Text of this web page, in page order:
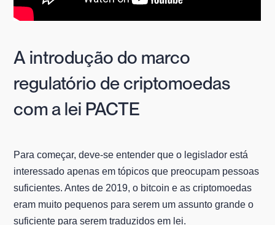
A introdução do marco
regulatório de criptomoedas
com a lei PACTE
Para começar, deve-se entender que o legislador está
interessado apenas em tópicos que preocupam pessoas
suficientes. Antes de 2019, o bitcoin e as criptomoedas
eram muito pequenos para serem um assunto grande o
suficiente para serem traduzidos em lei.